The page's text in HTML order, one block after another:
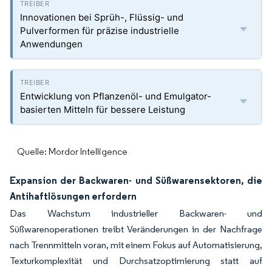
Innovationen bei Sprüh-, Flüssig- und
Pulverformen für präzise industrielle
Anwendungen
Entwicklung von Pflanzenöl- und Emulgator-
basierten Mitteln für bessere Leistung
Quelle: Mordor Intelligence
Expansion der Backwaren- und Süßwarensektoren, die
Antihaftlösungen erfordern
Das Wachstum industrieller Backwaren- und
Süßwarenoperationen treibt Veränderungen in der Nachfrage
nach Trennmitteln voran, mit einem Fokus auf Automatisierung,
Texturkomplexität und Durchsatzoptimierung statt auf